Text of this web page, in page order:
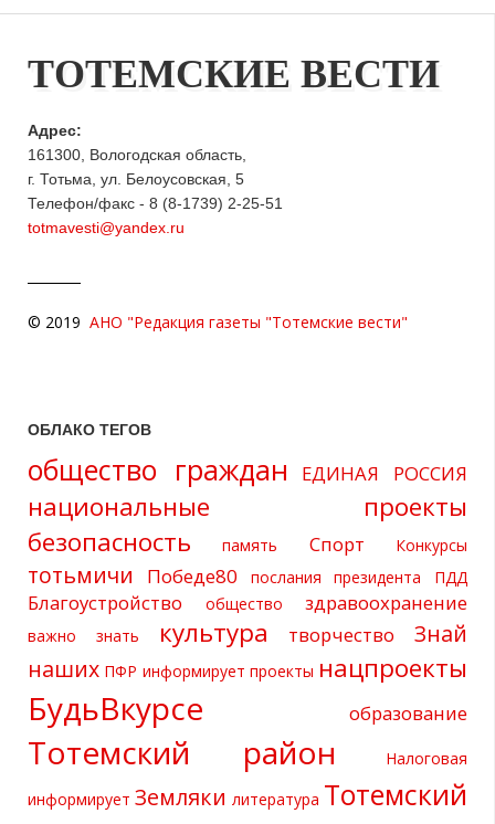
ТОТЕМСКИЕ ВЕСТИ
Адрес:
161300, Вологодская область,
г. Тотьма, ул. Белоусовская, 5
Телефон/факс - 8 (8-1739) 2-25-51
totmavesti@yandex.ru
© 2019 АНО "Редакция газеты "Тотемские вести"
ОБЛАКО ТЕГОВ
общество граждан ЕДИНАЯ РОССИЯ
национальные проекты
безопасность
память Спорт Конкурсы
тотьмичи Победе80 послания президента ПДД
Благоустройство общество здравоохранение
важно знать культура творчество
Знай
наших ПФР информирует проекты нацпроекты
БудьВкурсе образование
Тотемский район
Налоговая
информирует Земляки литература Тотемский